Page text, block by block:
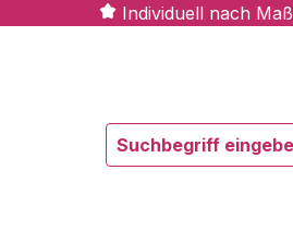
Individuell nach Maß